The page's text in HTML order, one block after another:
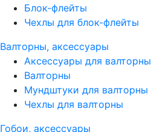
Блок-флейты
Чехлы для блок-флейты
Валторны, аксессуары
Аксессуары для валторны
Валторны
Мундштуки для валторны
Чехлы для валторны
Гобои, аксессуары